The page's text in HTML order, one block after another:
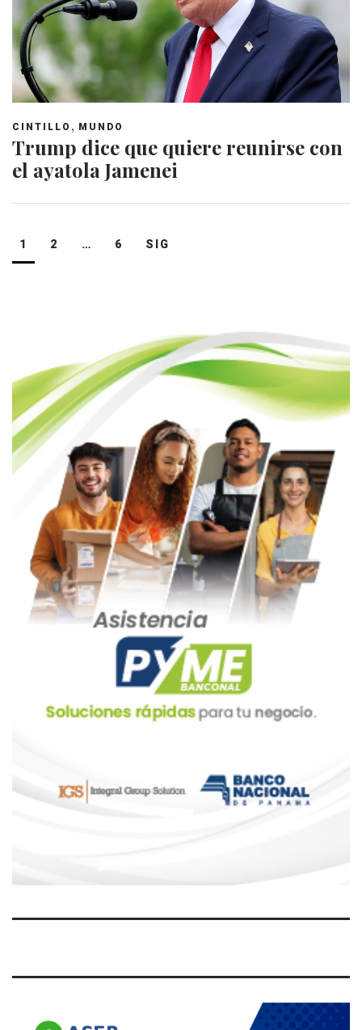
CINTILLO , MUNDO
Trump dice que quiere reunirse con
el ayatola Jamenei
Navegación
de
1 2 … 6 SIG